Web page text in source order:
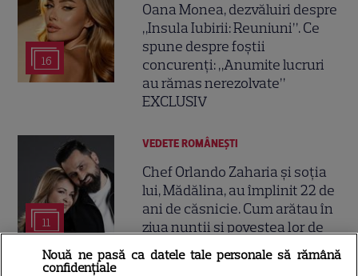
16
Oana Monea, dezvăluiri despre
„Insula Iubirii: Reuniuni”. Ce
spune despre foștii
concurenți: „Anumite lucruri
au rămas nerezolvate”
EXCLUSIV
11
VEDETE ROMÂNEŞTI
Chef Orlando Zaharia și soția
lui, Mădălina, au împlinit 22 de
ani de căsnicie. Cum arătau în
ziua nunții și povestea lor de
iubire
Nouă ne pasă ca datele tale personale să rămână
confidențiale